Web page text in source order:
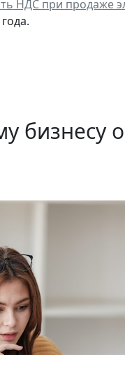
НДС при продаже
бизнесу